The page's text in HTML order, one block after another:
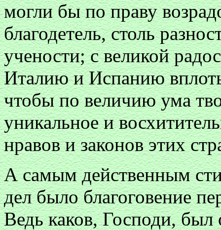
могли бы по праву
благодетель, столь
учености; с великой
Италию и Испанию
чтобы по величию ума
уникальное и
нравов и законов этих
А самым действенным
дел было благоговение
Ведь каков, Господи, был